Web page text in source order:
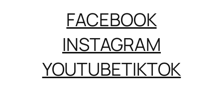
FACEBOOK
INSTAGRAM
YOUTUBETIKTOK